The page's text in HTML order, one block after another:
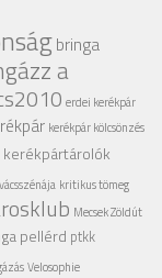
bringa
a
erdei kerékpár
kerékpár kölcsönzés
kerékpártárolók
kritikus tömeg
Mecsek Zöldút
pellérd ptkk
Velosophie